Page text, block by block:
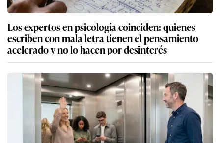
Los expertos en psicología coinciden: quienes
escriben con mala letra tienen el pensamiento
acelerado y no lo hacen por desinterés